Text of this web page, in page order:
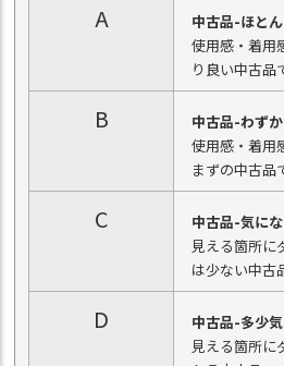
A
中古品-ほと
使用感・着用
り良い中古品
B
中古品-わず
使用感・着用
まずの中古品
C
中古品-気に
見える箇所に
は少ない中古
D
中古品-多少
見える箇所に